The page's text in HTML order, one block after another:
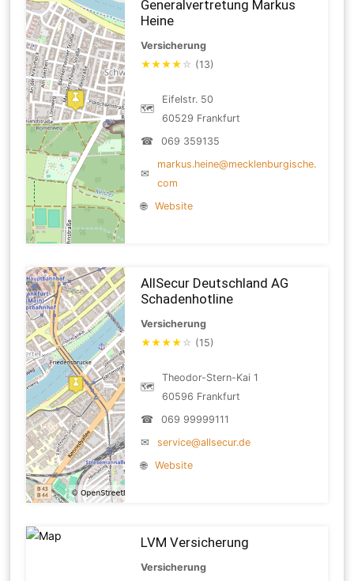
Generalvertretung Markus
Heine
Versicherung
★★★★ ☆ (13)
🗺
Eifelstr. 50
60529 Frankfurt
☎
069 359135
✉
markus.heine@mecklenburgische.
com
🌐
Website
AllSecur Deutschland AG
Schadenhotline
Versicherung
★★★★ ☆ (15)
🗺
Theodor-Stern-Kai 1
60596 Frankfurt
☎
069 99999111
✉
service@allsecur.de
🌐
Website
LVM Versicherung
Versicherung